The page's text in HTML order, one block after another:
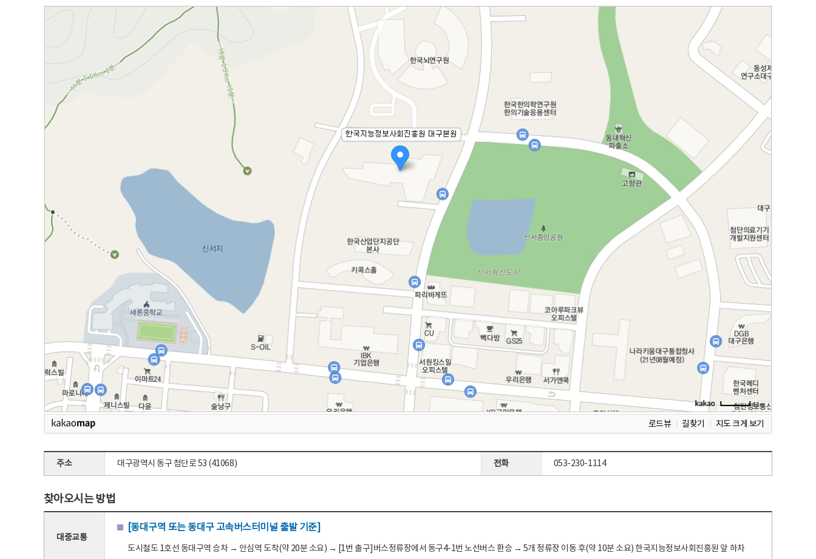
로드뷰 길찾기 지도 크게 보기
주소 대구광역시 동구 첨단로 53 (41068) 전화 053-230-1114
찾아오시는 방법
대중교통
[동대구역 또는 동대구 고속버스터미널 출발 기준]
도시철도 1호선 동대구역 승차 → 안심역 도착(약 20분 소요) → [1번 출구]버스정류장에서 동구4-1번 노선버스 환승 → 5개 정류장 이동 후(약 10분 소요) 한국지능정보사회진흥원 앞 하차